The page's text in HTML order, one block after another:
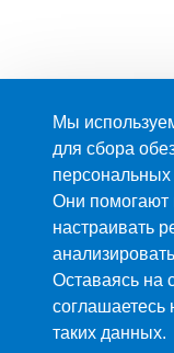
ПРОИЗВОДСТВО
+7 (495)
+7 (800)
E-mail: sale@anion-
Мы
для сбора
Они помогают
настраивать
Оставаясь на
соглашаетесь
таких данных.